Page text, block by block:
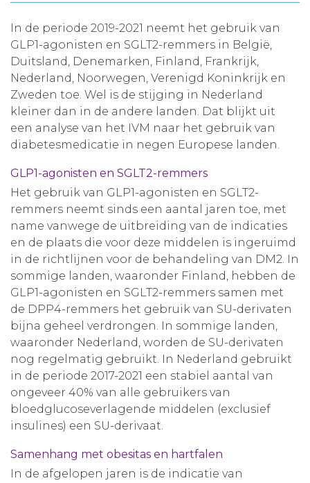
Toegang leeromgeving
In de periode 2019-2021 neemt het gebruik van
GLP1-agonisten en SGLT2-remmers in België,
Duitsland, Denemarken, Finland, Frankrijk,
Nederland, Noorwegen, Verenigd Koninkrijk en
Zweden toe. Wel is de stijging in Nederland
kleiner dan in de andere landen. Dat blijkt uit
een analyse van het IVM naar het gebruik van
diabetesmedicatie in negen Europese landen.
GLP1-agonisten en SGLT2-remmers
Het gebruik van GLP1-agonisten en SGLT2-
remmers neemt sinds een aantal jaren toe, met
name vanwege de uitbreiding van de indicaties
en de plaats die voor deze middelen is ingeruimd
in de richtlijnen voor de behandeling van DM2. In
sommige landen, waaronder Finland, hebben de
GLP1-agonisten en SGLT2-remmers samen met
de DPP4-remmers het gebruik van SU-derivaten
bijna geheel verdrongen. In sommige landen,
waaronder Nederland, worden de SU-derivaten
nog regelmatig gebruikt. In Nederland gebruikt
in de periode 2017-2021 een stabiel aantal van
ongeveer 40% van alle gebruikers van
bloedglucoseverlagende middelen (exclusief
insulines) een SU-derivaat.
Samenhang met obesitas en hartfalen
In de afgelopen jaren is de indicatie van